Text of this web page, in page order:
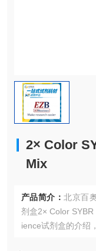
2× Color
Mix
产品简介： 北京百
剂盒2× Color
ience试剂盒的介绍